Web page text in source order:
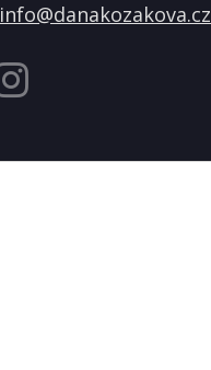
info@danakozakova.cz